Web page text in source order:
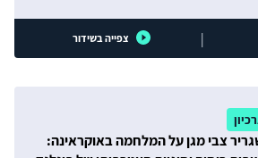
| צפייה בשידור
צבי מגן על המלחמה באוקראינה: